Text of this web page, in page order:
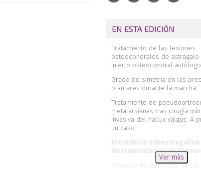
EN ESTA EDICIÓN
Tratamiento de las lesiones
osteocondrales de astrágalo
injerto osteocondral autólogo
Grado de simetría en las
plantares durante la marcha
Tratamiento de
metatarsianas tras cirugía
invasiva del hallux valgus. A
un caso
Artrodesis subastragalina
instrumentación de
Tratamiento quirúrgico de las
Ver más